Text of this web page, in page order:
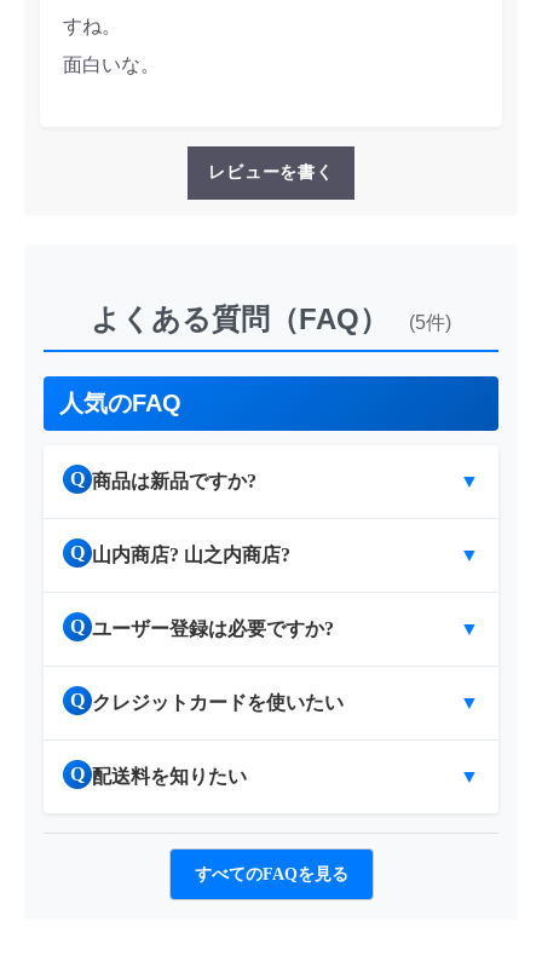
すね。
面白いな。
レビューを書く
よくある質問（FAQ） (5件)
人気のFAQ
Q 商品は新品ですか? ▼
Q 山内商店? 山之内商店? ▼
Q ユーザー登録は必要ですか? ▼
Q クレジットカードを使いたい ▼
Q 配送料を知りたい ▼
すべてのFAQを見る